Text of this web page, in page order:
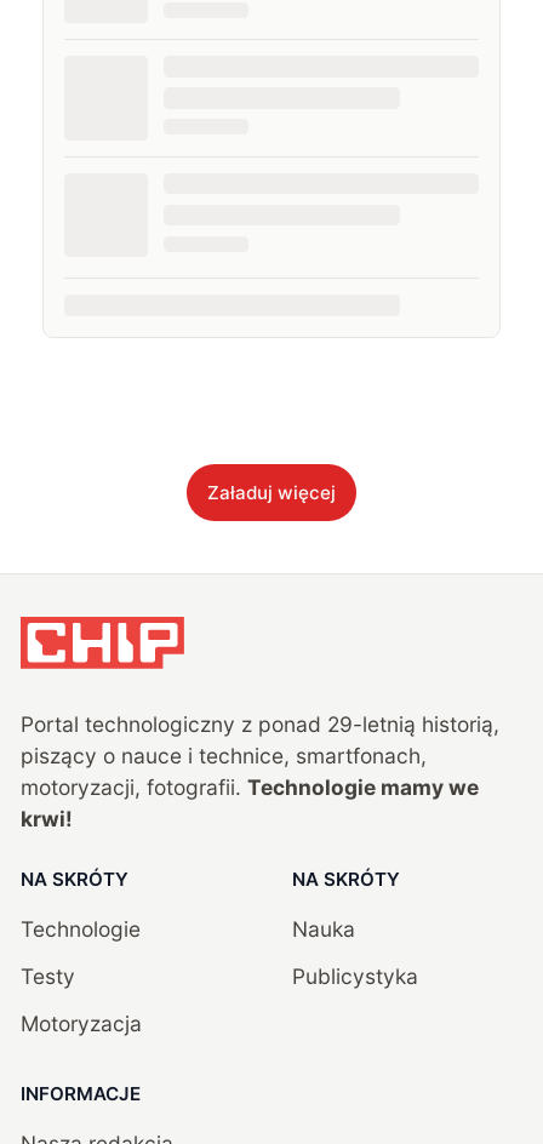
Załaduj więcej
Portal technologiczny z ponad 29-letnią historią,
piszący o nauce i technice, smartfonach,
motoryzacji, fotografii. Technologie mamy we
krwi!
NA SKRÓTY
Technologie
Testy
Motoryzacja
NA SKRÓTY
Nauka
Publicystyka
INFORMACJE